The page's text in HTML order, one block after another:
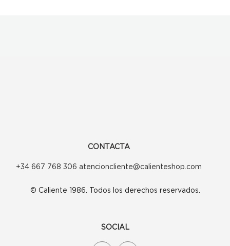
CONTACTA
+34 667 768 306 atencioncliente@calienteshop.com
© Caliente 1986. Todos los derechos reservados.
SOCIAL